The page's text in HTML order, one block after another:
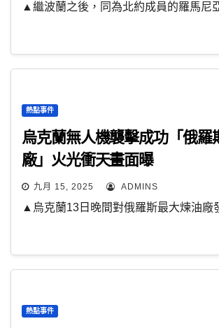
▲繼波蘭之後，同為北約成員的羅馬尼
熱點事件
烏克蘭無人機襲擊成功「俄羅
廠」火光衝天畫面曝
九月 15, 2025 ADMINS
▲烏克蘭13日晚間對俄羅斯最大煉油廠
熱點事件